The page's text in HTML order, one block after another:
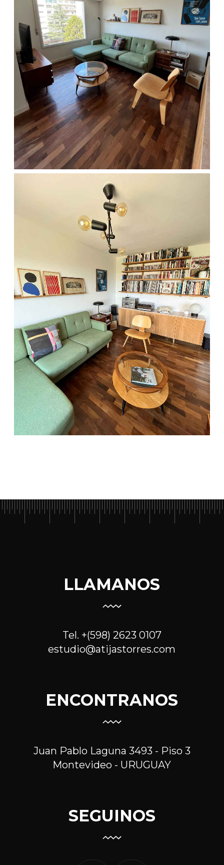
LLAMANOS
Tel. +(598) 2623 0107
estudio@atijastorres.com
ENCONTRANOS
Juan Pablo Laguna 3493 - Piso 3
Montevideo - URUGUAY
SEGUINOS